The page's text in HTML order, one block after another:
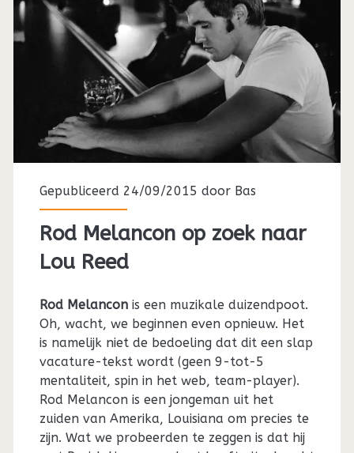
Gepubliceerd 24/09/2015 door Bas
Rod Melancon op zoek naar
Lou Reed
Rod Melanconis een muzikale duizendpoot.
Oh, wacht, we beginnen even opnieuw. Het
is namelijk niet de bedoeling dat dit een slap
vacature-tekst wordt (geen 9-tot-5
mentaliteit, spin in het web, team-player).
Rod Melancon is een jongeman uit het
zuiden van Amerika, Louisiana om precies te
zijn. Wat we probeerden te zeggen is dat hij